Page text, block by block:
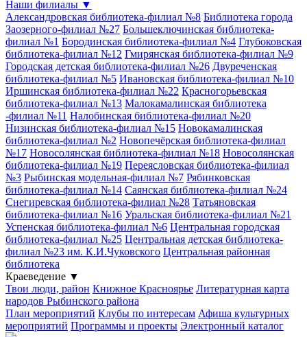
Наши филиалы ▼
Александровская библиотека-филиал №8 Библиотека города
Заозерного-филиал №27 Большеключинская библиотека-
филиал №1 Бородинская библиотека-филиал №4 Глубоковская
библиотека-филиал №12 Гмирянская библиотека-филиал №9
Городская детская библиотека-филиал №26 Двуреченская
библиотека-филиал №5 Ивановская библиотека-филиал №10
Иршинская библиотека-филиал №22 Красногорьевская
библиотека-филиал №13 Малокамалинская библиотека
-филиал №11 Налобинская библиотека-филиал №20
Низинская библиотека-филиал №15 Новокамалинская
библиотека-филиал №2 Новопечёрская библиотека-филиал
№17 Новосолянская библиотека-филиал №18 Новосолянская
библиотека-филиал №19 Переясловская библиотека-филиал
№3 Рыбинская модельная-филиал №7 Рябинковская
библиотека-филиал №14 Саянская библиотека-филиал №24
Снегиревская библиотека-филиал №28 Татьяновская
библиотека-филиал №16 Уральская библиотека-филиал №21
Успенская библиотека-филиал №6 Центральная городская
библиотека-филиал №25 Центральная детская библиотека-
филиал №23 им. К.И.Чуковского Центральная районная
библиотека
Краеведение ▼
Твои люди, район Книжное Красноярье Литературная карта
народов Рыбинского района
План мероприятий Клубы по интересам Афиша культурных
мероприятий Программы и проекты Электронный каталог